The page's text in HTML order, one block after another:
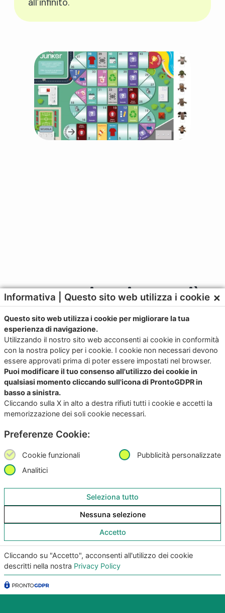
Contattaci per ricevere più
informazioni
+39 328 331 5647
sales@junkerapp.it
Scarica subito l’App per IOS e Android
Provala, è Gratis!
Copyright©2026Giunko srl | All Rights Reserved |
Powered byGiunko srl
Via di Corticella 205/N, 40128 Bologna – PI
Informativa | Questo sito web utilizza i cookie ×
Questo sito web utilizza i cookie per migliorare la tua
esperienza di navigazione.
Utilizzando il nostro sito web acconsenti ai cookie in conformità
con la nostra policy per i cookie. I cookie non necessari devono
essere approvati prima di poter essere impostati nel browser.
Puoi modificare il tuo consenso all'utilizzo dei cookie in
qualsiasi momento cliccando sull'icona di ProntoGDPR in
basso a sinistra.
Cliccando sulla X in alto a destra rifiuti tutti i cookie e accetti la
memorizzazione dei soli cookie necessari.
Preferenze Cookie:
Cookie funzionali
Pubblicità personalizzate
Analitici
Seleziona tutto
Nessuna selezione
Accetto
Cliccando su "Accetto", acconsenti all'utilizzo dei cookie
descritti nella nostra Privacy Policy